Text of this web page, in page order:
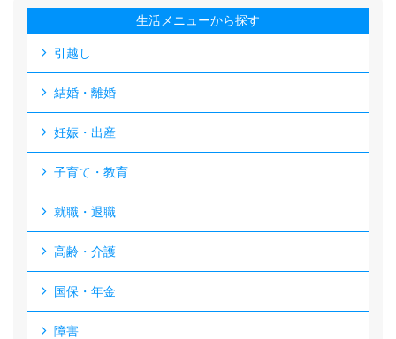
生活メニューから探す
引越し
結婚・離婚
妊娠・出産
子育て・教育
就職・退職
高齢・介護
国保・年金
障害